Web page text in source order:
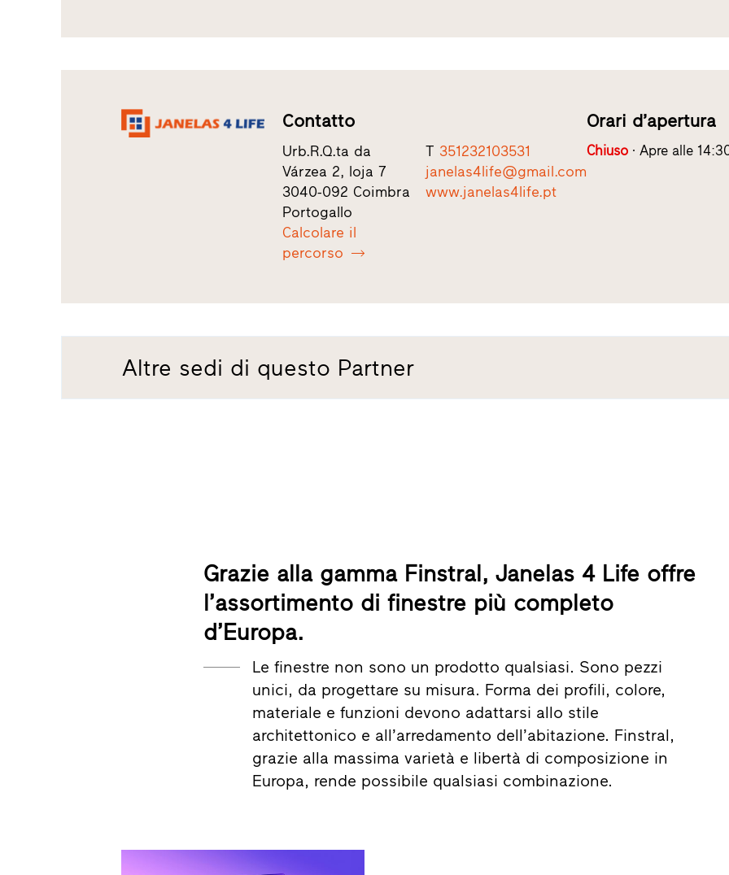
Contatto
Urb.R.Q.ta da
Várzea 2, loja 7
3040-092 Coimbra
Portogallo
Calcolare il
percorso
T 351232103531
janelas4life@gmail.com
www.janelas4life.pt
Orari d’apertura
Chiuso Apre alle
Altre sedi di questo Partner
Grazie alla gamma Finstral, Janelas 4 Life offre
l’assortimento di finestre più completo
d’Europa.
Le finestre non sono un prodotto qualsiasi. Sono pezzi
unici, da progettare su misura. Forma dei profili, colore,
materiale e funzioni devono adattarsi allo stile
architettonico e all’arredamento dell’abitazione. Finstral,
grazie alla massima varietà e libertà di composizione in
Europa, rende possibile qualsiasi combinazione.